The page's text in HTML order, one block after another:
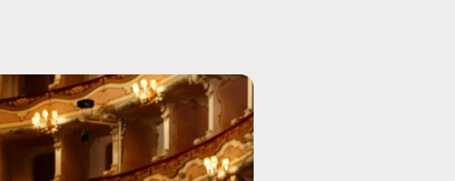
GP de
MOTO GP
Zarco évite l'opération et vise un retour
septembre